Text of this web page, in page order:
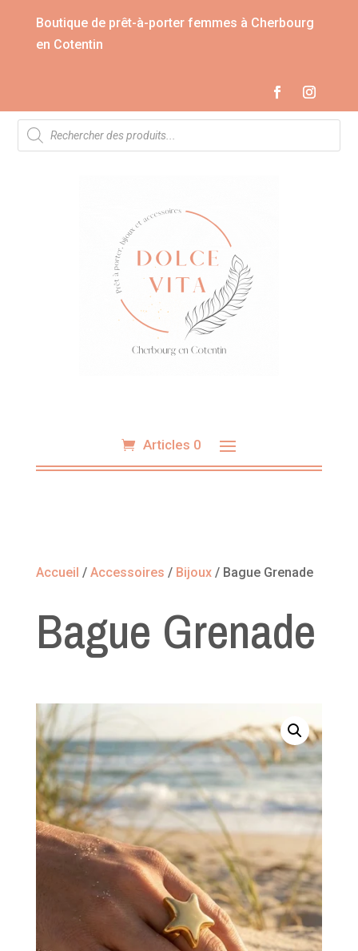
Boutique de prêt-à-porter femmes à Cherbourg
en Cotentin
Recherche
de
produits
Articles 0
Accueil / Accessoires / Bijoux/ Bague Grenade
Bague Grenade